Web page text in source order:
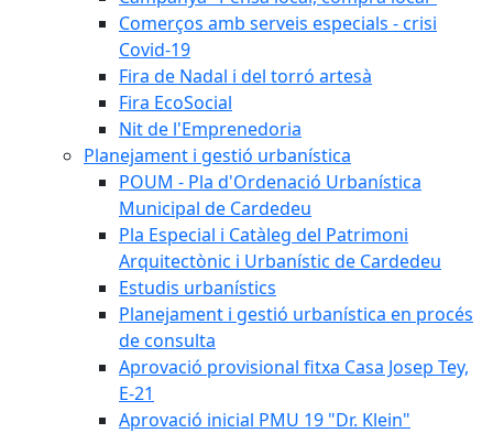
Comerços amb serveis especials - crisi
Covid-19
Fira de Nadal i del torró artesà
Fira EcoSocial
Nit de l'Emprenedoria
Planejament i gestió urbanística
POUM - Pla d'Ordenació Urbanística
Municipal de Cardedeu
Pla Especial i Catàleg del Patrimoni
Arquitectònic i Urbanístic de Cardedeu
Estudis urbanístics
Planejament i gestió urbanística en procés
de consulta
Aprovació provisional fitxa Casa Josep Tey,
E-21
Aprovació inicial PMU 19 "Dr. Klein"